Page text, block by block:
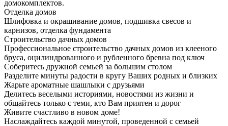
домокомплектов.
Отделка домов
Шлифовка и окрашивание домов, подшивка свесов и
карнизов, отделка фундамента
Строительство дачных домов
Профессиональное строительство дачных домов из клееного
бруса, оцилиндрованного и рубленного бревна под ключ
Соберитесь дружной семьей за большим столом
Разделите минуты радости в кругу Ваших родных и близких
Жарьте ароматные шашлыки с друзьями
Делитесь веселыми историями, новостями из жизни и
общайтесь только с теми, кто Вам приятен и дорог
Живите счастливо в новом доме!
Наслаждайтесь каждой минутой, проведенной с семьей